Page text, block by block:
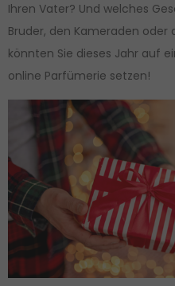
Ihren Vater? Und welches
Bruder, den Kameraden oder
könnten Sie dieses Jahr auf
online Parfümerie setzen!